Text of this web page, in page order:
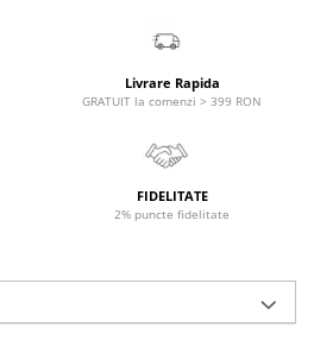
Livrare Rapida
GRATUIT la comenzi > 399 RON
FIDELITATE
2% puncte fidelitate